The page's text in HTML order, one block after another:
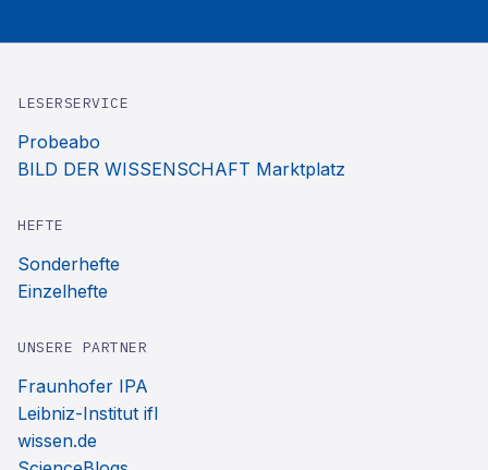
LESERSERVICE
Probeabo
BILD DER WISSENSCHAFT Marktplatz
HEFTE
Sonderhefte
Einzelhefte
UNSERE PARTNER
Fraunhofer IPA
Leibniz-Institut ifl
wissen.de